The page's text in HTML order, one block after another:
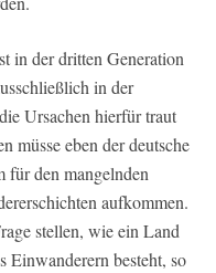
in der dritten Generation
in der
Ursachen hierfür traut
müsse eben der deutsche
für den mangelnden
aufkommen.
stellen, wie ein Land
Einwanderern besteht, so